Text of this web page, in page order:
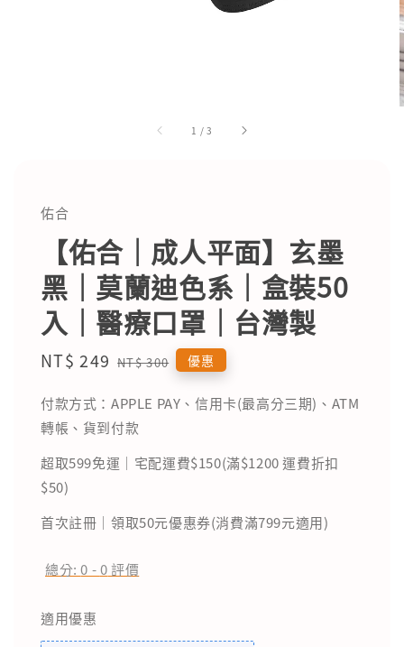
1 /3
佑合
【佑合｜成人平面】玄墨
黑｜莫蘭迪色系｜盒裝50
入｜醫療口罩｜台灣製
Sale
NT$ 249 Regular
NT$ 300 優惠
付款方式：APPLE PAY、信用卡(最高分三期)、ATM
轉帳、貨到付款
超取599免運｜宅配運費$150(滿$1200 運費折扣
$50)
首次註冊｜領取50元優惠券(消費滿799元適用)
總分:0 -0評價
適用優惠